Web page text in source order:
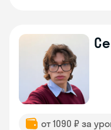
от 1090 ₽ за